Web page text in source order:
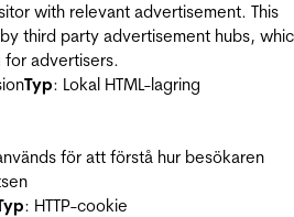
with relevant advertisement. This
third party advertisement hubs,
advertisers.
Typ: Lokal HTML-lagring
för att förstå hur besökaren
: HTTP-cookie